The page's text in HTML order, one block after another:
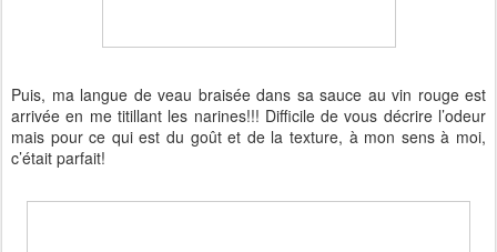
Puis, ma langue de veau braisée dans sa sauce au vin rouge est
arrivée en me titillant les narines!!! Difficile de vous décrire l’odeur
mais pour ce qui est du goût et de la texture, à mon sens à moi,
c’était parfait!